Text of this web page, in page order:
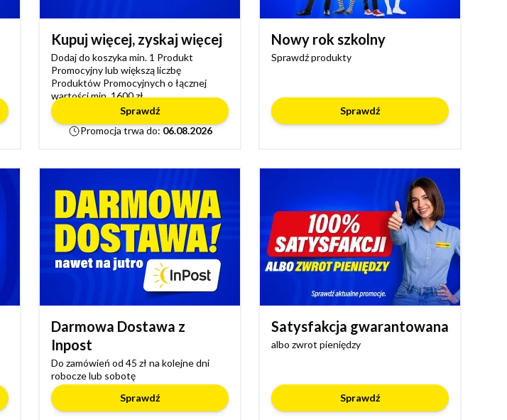
Kupuj więcej, zyskaj więcej
Dodaj do koszyka min. 1 Produkt
Promocyjny lub większą liczbę
Produktów Promocyjnych o łącznej
wartości min. 1600 zł.
Sprawdź
Promocja trwa do: 06.08.2026
Nowy rok szkolny
Sprawdź produkty
Sprawdź
Darmowa Dostawa z
Inpost
Do zamówień od 45 zł na kolejne dni
robocze lub sobotę
Sprawdź
Satysfakcja gwarantowana
albo zwrot pieniędzy
Sprawdź